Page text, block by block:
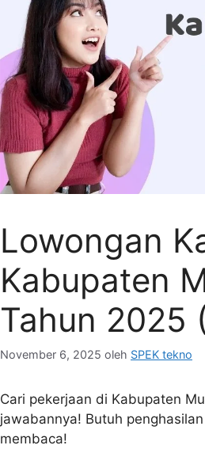
Lowongan
Kabupaten
Tahun 2025
November 6, 2025 oleh SPEK tekno
Cari pekerjaan di Kabupaten
jawabannya! Butuh
membaca!